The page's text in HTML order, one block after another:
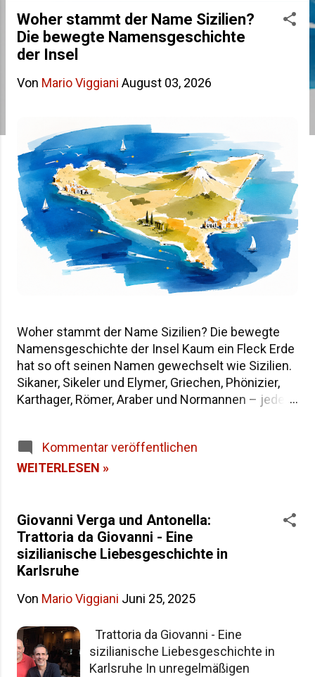
Woher stammt der Name Sizilien?
Die bewegte Namensgeschichte
der Insel
Von Mario Viggiani August 03, 2026
Woher stammt der Name Sizilien? Die bewegte
Namensgeschichte der Insel Kaum ein Fleck Erde
hat so oft seinen Namen gewechselt wie Sizilien.
Sikaner, Sikeler und Elymer, Griechen, Phönizier,
Karthager, Römer, Araber und Normannen – jede
fragst, warum die Insel heute "Sicilia" heißt und
wie sie in der Antike genannt wurde, findest du
heutigen Namen. Woher stammt der Name
Sizilien Inhaltsverzeichnis Die Herkunft des
Namens "Sicilia" Der älteste Name: Trinakria und
die drei Kaps Sicania – der Name nach den
Weitere antike Namen und Legenden Alle Namen
Namensgeschichte Siziliens Fazit
Kommentar veröffentlichen
WEITERLESEN »
Giovanni Verga und Antonella:
Trattoria da Giovanni - Eine
sizilianische Liebesgeschichte in
Karlsruhe
Von Mario Viggiani Juni 25, 2025
Trattoria da Giovanni - Eine
sizilianische Liebesgeschichte in
Karlsruhe In unregelmäßigen